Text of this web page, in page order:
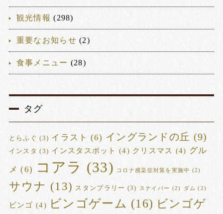
観光情報 (298)
重要なお知らせ (2)
食事メニュー (28)
タグ
とらふぐ (3) イラスト (6) イングランドの丘 (9)
インスタ (3) インスタスポット (4) クリスマス (4) グル
メ (6) コアラ (33) コロナ感染症対策を実施中 (2)
サウナ (13) スタンプラリー (3) スナイパー (2) ダム (2)
ビンゴ (4) ビンゴゲーム (16) ビンゴゲ